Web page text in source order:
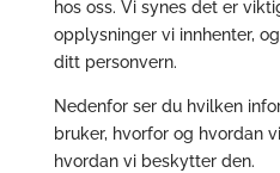
hos oss. Vi synes det er
opplysninger vi innhenter,
ditt personvern.
Nedenfor ser du hvilken
bruker, hvorfor og hvordan
hvordan vi beskytter den.